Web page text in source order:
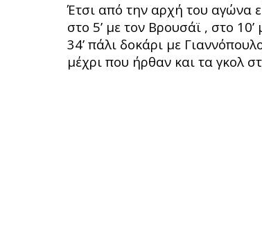
Έτσι από την αρχή του αγώνα
στο 5’ με τον Βρουσάϊ , στο
34’ πάλι δοκάρι με
μέχρι που ήρθαν και τα γκολ